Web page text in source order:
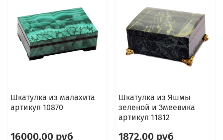
Шкатулка из малахита
артикул 10870
16000.00 руб
Шкатулка из Яшмы
зеленой и Змеевика
артикул 11812
1872.00 руб